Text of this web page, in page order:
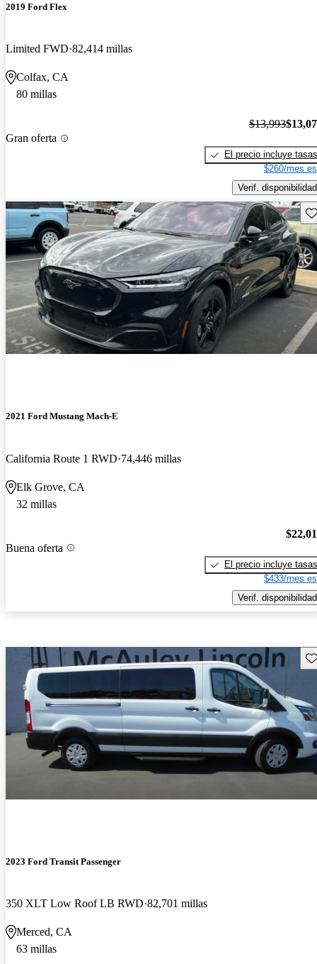
2019 Ford Flex
Limited FWD 82,414 millas
Colfax, CA
80 millas
Gran oferta
$13,993
El precio incluye tasas
$260/mes
Verif. disponibilidad
2021 Ford Mustang Mach-E
California Route 1 RWD 74,446 millas
Elk Grove, CA
32 millas
Buena oferta
El precio incluye tasas
$433/mes
Verif. disponibilidad
2023 Ford Transit Passenger
350 XLT Low Roof LB RWD 82,701 millas
Merced, CA
63 millas